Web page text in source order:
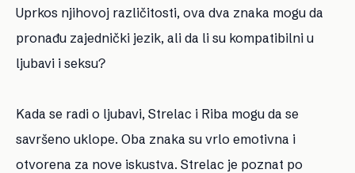
Uprkos njihovoj različitosti, ova dva znaka mogu da
pronađu zajednički jezik, ali da li su kompatibilni u
ljubavi i seksu?
Kada se radi o ljubavi, Strelac i Riba mogu da se
savršeno uklope. Oba znaka su vrlo emotivna i
otvorena za nove iskustva. Strelac je poznat po